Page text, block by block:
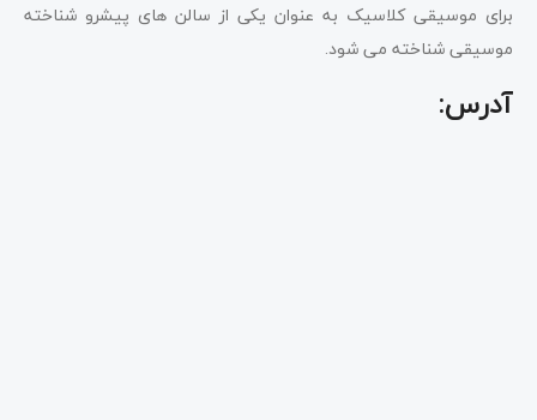
برای موسیقی کلاسیک به عنوان یکی از سالن های پیشرو شناخته
موسیقی شناخته می شود.
آدرس: